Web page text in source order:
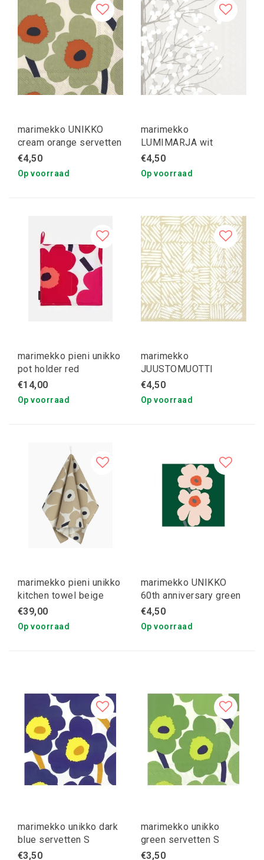
marimekko UNIKKO
cream orange servetten
€4,50
Op voorraad
marimekko
LUMIMARJA wit
servetten
€4,50
Op voorraad
marimekko pieni unikko
pot holder red
€14,00
Op voorraad
marimekko
JUUSTOMUOTTI
servetten
€4,50
Op voorraad
marimekko pieni unikko
kitchen towel beige
47x70cm 2pcs
€39,00
Op voorraad
marimekko UNIKKO
60th anniversary green
servetten
€4,50
Op voorraad
marimekko unikko dark
blue servetten S
€3,50
marimekko unikko
green servetten S
€3,50